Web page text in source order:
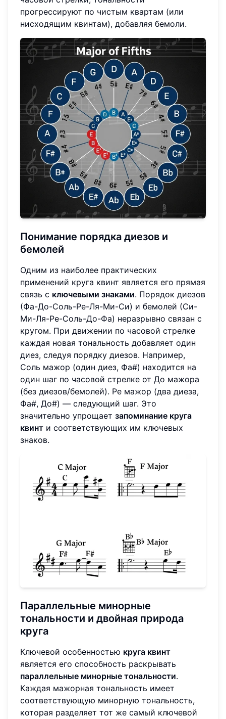
прогрессируют по чистым квартам (или
нисходящим квинтам), добавляя бемоли.
Понимание порядка диезов и
бемолей
Одним из наиболее практических
применений круга квинт является его прямая
связь с ключевыми знаками. Порядок диезов
(Фа-До-Соль-Ре-Ля-Ми-Си) и бемолей (Си-
Ми-Ля-Ре-Соль-До-Фа) неразрывно связан с
кругом. При движении по часовой стрелке
каждая новая тональность добавляет один
диез, следуя порядку диезов. Например,
Соль мажор (один диез, Фа#) находится на
один шаг по часовой стрелке от До мажора
(без диезов/бемолей). Ре мажор (два диеза,
Фа#, До#) — следующий шаг. Это
значительно упрощает запоминание круга
квинт и соответствующих им ключевых
знаков.
Параллельные минорные
тональности и двойная природа
круга
Ключевой особенностью круга квинт
является его способность раскрывать
параллельные минорные тональности.
Каждая мажорная тональность имеет
соответствующую минорную тональность,
которая разделяет тот же самый ключевой